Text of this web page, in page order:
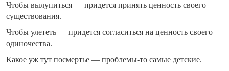
Чтобы вылупиться — придется принять ценность своего
существования.
Чтобы улететь — придется согласиться на ценность своего
одиночества.
Какое уж тут посмертье — проблемы-то самые детские.